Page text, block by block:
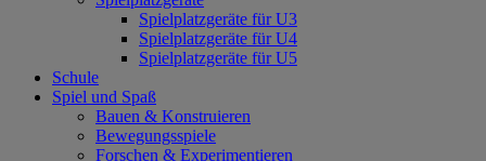
Spielplatzgeräte für U3
Spielplatzgeräte für U4
Spielplatzgeräte für U5
Schule
Spiel und Spaß
Bauen & Konstruieren
Bewegungsspiele
Forschen & Experimentieren